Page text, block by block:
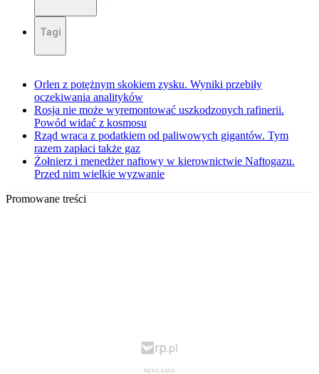
Tagi
Orlen z potężnym skokiem zysku. Wyniki przebiły
oczekiwania analityków
Rosja nie może wyremontować uszkodzonych rafinerii.
Powód widać z kosmosu
Rząd wraca z podatkiem od paliwowych gigantów. Tym
razem zapłaci także gaz
Żołnierz i menedżer naftowy w kierownictwie Naftogazu.
Przed nim wielkie wyzwanie
Promowane treści